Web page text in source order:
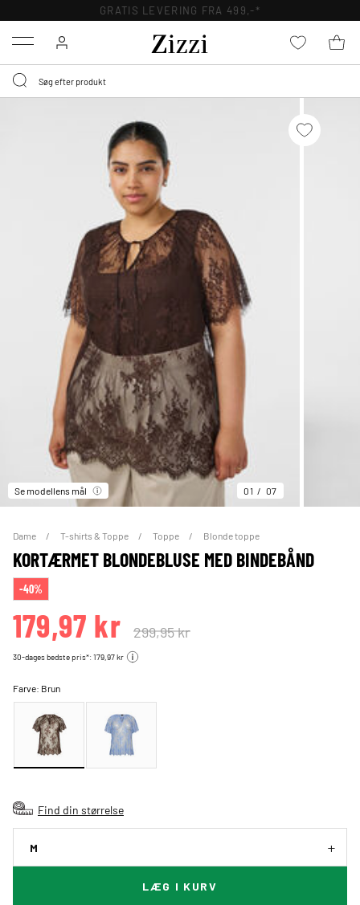
GRATIS LEVERING FRA 499,-*
Menu
Se modellens mål 01 07
Dame T-shirts & Toppe Toppe Blonde toppe
KORTÆRMET BLONDEBLUSE MED BINDEBÅND
-40%
179,97 kr 299,95 kr
30-dages bedste pris*: 179,97 kr
Farve: Brun
Find din størrelse
M
LÆG I KURV